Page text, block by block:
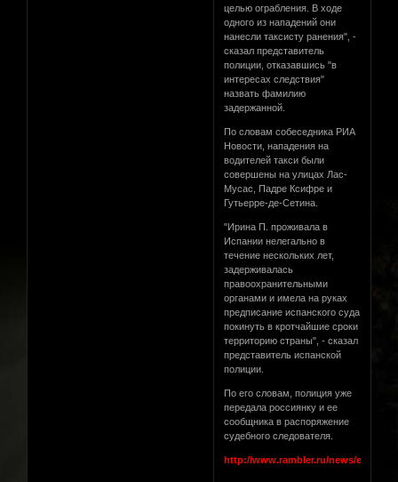
целью ограбления. В ходе
одного из нападений они
нанесли таксисту ранения", -
сказал представитель
полиции, отказавшись "в
интересах следствия"
назвать фамилию
задержанной.
По словам собеседника РИА
Новости, нападения на
водителей такси были
совершены на улицах Лас-
Мусас, Падре Ксифре и
Гутьерре-де-Сетина.
"Ирина П. проживала в
Испании нелегально в
течение нескольких лет,
задерживалась
правоохранительными
органами и имела на руках
предписание испанского суда
покинуть в кротчайшие сроки
территорию страны", - сказал
представитель испанской
полиции.
По его словам, полиция уже
передала россиянку и ее
сообщника в распоряжение
судебного следователя.
http://www.rambler.ru/news/events/